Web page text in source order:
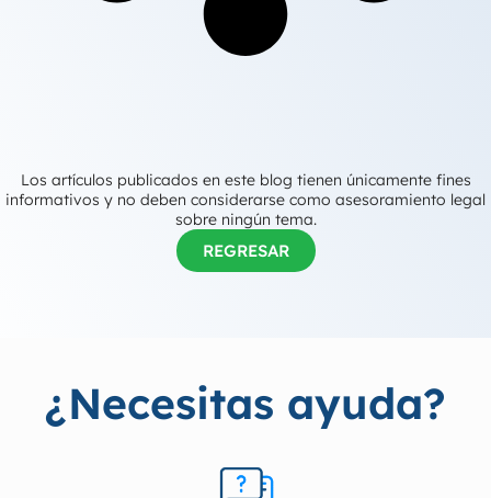
Los artículos publicados en este blog tienen únicamente fines
informativos y no deben considerarse como asesoramiento legal
sobre ningún tema.
REGRESAR
¿Necesitas ayuda?